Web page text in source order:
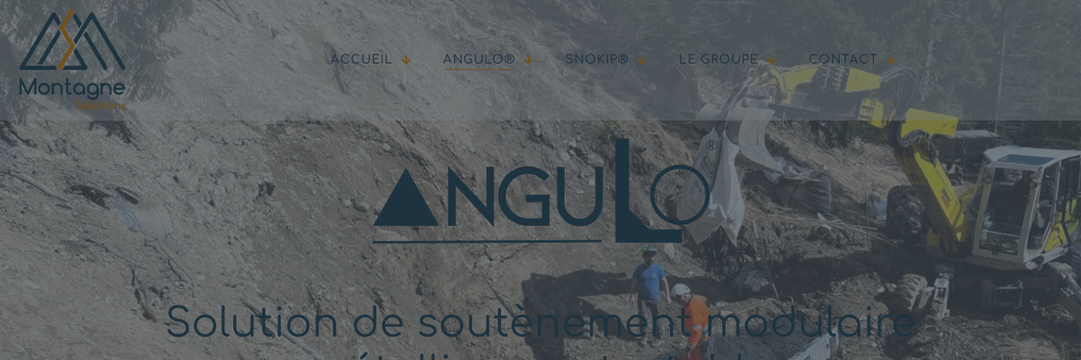
ACCUEIL ANGULO® SNOKIP® LE GROUPE CONTACT
Solution de soutènement modulaire